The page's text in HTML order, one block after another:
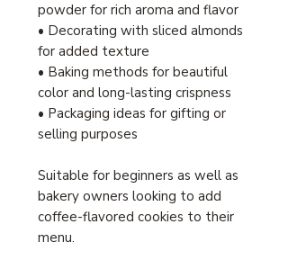
powder for rich aroma and flavor
• Decorating with sliced almonds
for added texture
• Baking methods for beautiful
color and long-lasting crispness
• Packaging ideas for gifting or
selling purposes
Suitable for beginners as well as
bakery owners looking to add
coffee-flavored cookies to their
menu.